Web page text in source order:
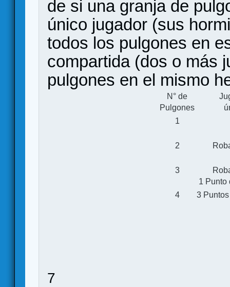
de si una granja de
único jugador (sus
todos los pulgones en
compartida (dos o más
pulgones en el mismo
N° de
Pulgones
1
2
3
1 Punto
4
3
7